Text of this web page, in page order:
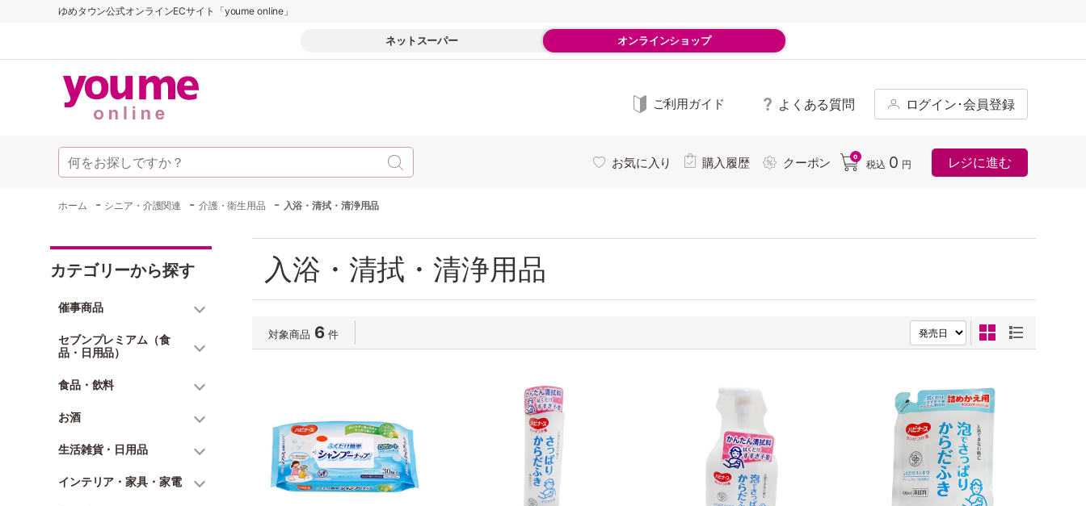
ゆめタウン公式オンラインECサイト「youme online」
ネットスーパー オンラインショップ
ご利用ガイド よくある質問 ログイン･会員登録
お気に入り 購入履歴 クーポン 0
税込 0 円 レジに進む
ホーム - シニア・介護関連 - 介護・衛生用品 - 入浴・清拭・清浄用品
カテゴリーから探す
催事商品
セブンプレミアム（食
品・日用品）
食品・飲料
お酒
生活雑貨・日用品
インテリア・家具・家電
入浴・清拭・清浄用品
対象商品 6 件